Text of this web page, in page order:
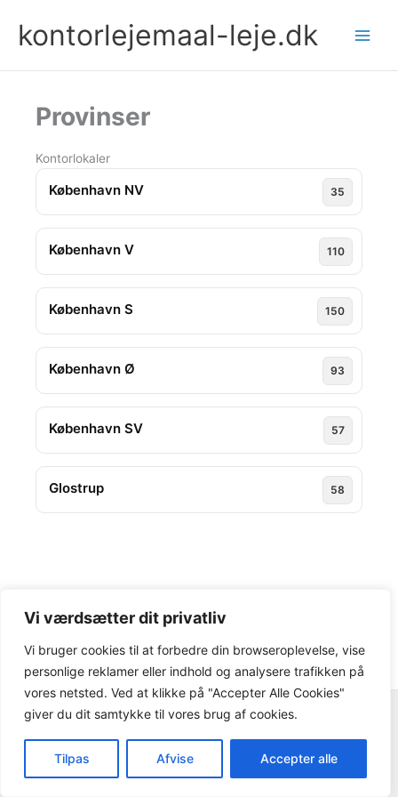
Vi værdsætter dit privatliv
Vi bruger cookies til at forbedre din browseroplevelse, vise
personlige reklamer eller indhold og analysere trafikken på
vores netsted. Ved at klikke på "Accepter Alle Cookies"
giver du dit samtykke til vores brug af cookies.
Tilpas Afvise Accepter alle
indholdet
kontorlejemaal-leje.dk
Provinser
Kontorlokaler
København NV 35
København V 110
København S 150
København Ø 93
København SV 57
Glostrup 58
Copyright © 2026 kontorlejemaal-leje.dk